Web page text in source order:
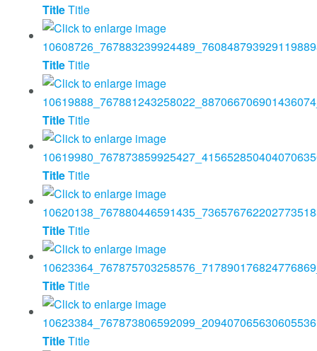
TitleTitle
TitleTitle
TitleTitle
TitleTitle
TitleTitle
TitleTitle
TitleTitle